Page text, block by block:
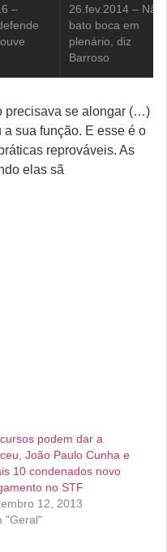
–
26.fev.2014 – Não
bato boca em
plenário, diz
Barroso
precisava se alongar (…)
sua função. E esse é o
reprováveis. As
elas sã
podem dar a
João Paulo Cunha e
10 condenados novo
no STF
12, 2013
"Geral"